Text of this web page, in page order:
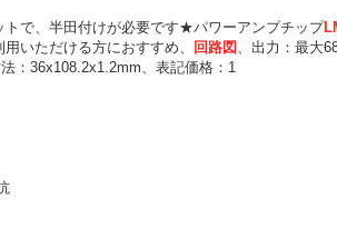
で、半田付けが必要です★パワーアンプチップ
いただける方におすすめ、
回路図 、出力：最大
：36x108.2x1.2mm、表記価格：1